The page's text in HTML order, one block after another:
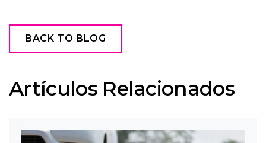
BACK TO BLOG
Artículos Relacionados